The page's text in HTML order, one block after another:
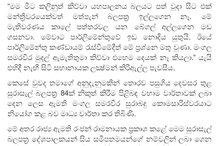
“මම මීට කලිනුත් කිව්වා යහපාලනය බලයට පත් වූදා සිට එක්
මන්ත්‍රීවරයෙක්වත් මත්පැන් බලපත‍්‍ර ඉල්ලගෙන නෑ. මේ
මැතිවරණය කාලේ පත්තරවල යන බේගල් අල්ලගෙන මඩ
ගසනවා. මේවාට පාර්ලිමේන්තුවේ ඉඩ නොදිය යුතුයි. ඊයේ
පාර්ලිමේන්තු කණ්ඩායම් රැස්වීමේදීත් මේ ප‍්‍රශ්නෙ මතු වුණා. මංගල
සමරවීර මුදල් ඇමැතිතුමා කිව්වා එහෙම දෙයක් නෑ කියලා.” යැයි
එහිදී නැඟී සිටි සභානායක ලක්‍ෂ්මන් කිරිඇල්ල පැවසීය.
කෙසේ වුවද තමාගේ අනුදැනුමකින් තොරව පසුගිය දෙවසර තුළ
සුරාසැල් බලපත්‍ර 84ක් නිකුත් කිරීම පිළිබඳ වහාම වාර්තාවක් ලබා
දෙන ලෙස ඇමති මංගල සමරවීර සුරාබදු කොමසාරිස්වරයාට
නියෝග කළ බව මාධ්‍ය වාර්තා කර තිබිණි.
මේ අතර රාජ්‍ය ඇමති රංජන් රාමනායක ප්‍රකාශ කළේ මෙම සුරාසැල්
බලපත්‍ර දේශපාලකයන් සිය සමීපතමයන්ගේ නම්වලින් ලබා ගෙන